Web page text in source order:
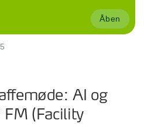
Åben
AI og
(Facility